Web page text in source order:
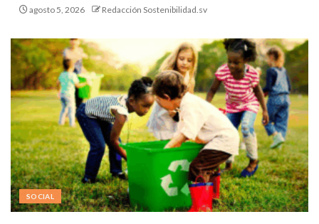
agosto 5, 2026 Redacción Sostenibilidad.sv
SOCIAL